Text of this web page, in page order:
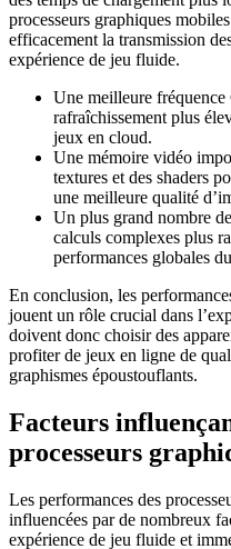
processeurs graphiques
efficacement la transmission
expérience de jeu fluide.
Une meilleure fréquence
rafraîchissement plus
jeux en cloud.
Une mémoire vidéo
textures et des shaders
une meilleure qualité
Un plus grand nombre
calculs complexes plus
performances globales
En conclusion, les
jouent un rôle crucial dans
doivent donc choisir des
profiter de jeux en ligne de
graphismes époustouflants.
Facteurs
processeurs
Les performances des
influencées par de nombreux
expérience de jeu fluide et